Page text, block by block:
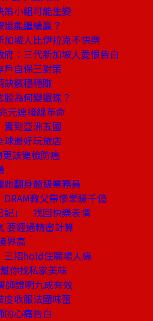
小組可能生變
能繼續贏？
坡人比伊拉克不快樂
：三代新加坡人愛恨告白
戶自保三對策
訣竅穩穩賺
為何變遺珠？
元連接線革命
到亞洲五國
最好玩旅店
該健檢防癌
翻身超級業務員
教父帶慘業賺千億
記」 找回快樂表情
要經過精密計算
界高
招hold住職場人緣
你找私家美味
師證明九成有效
收服法國味蕾
的心痛告白